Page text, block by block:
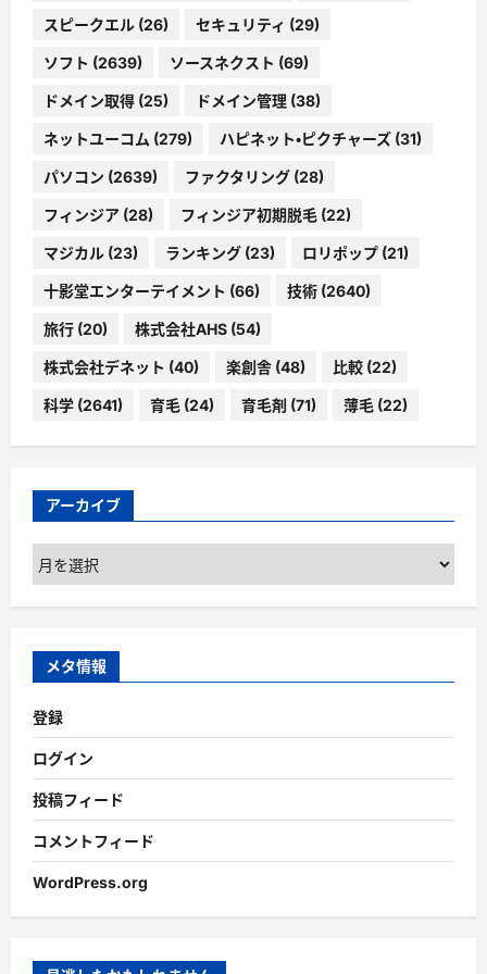
スピークエル (26) セキュリティ (29)
ソフト (2639) ソースネクスト (69)
ドメイン取得 (25) ドメイン管理 (38)
ネットユーコム (279) ハピネット・ピクチャーズ (31)
パソコン (2639) ファクタリング (28)
フィンジア (28) フィンジア初期脱毛 (22)
マジカル (23) ランキング (23) ロリポップ (21)
十影堂エンターテイメント (66) 技術 (2640)
旅行 (20) 株式会社AHS (54)
株式会社デネット (40) 楽創舎 (48) 比較 (22)
科学 (2641) 育毛 (24) 育毛剤 (71) 薄毛 (22)
アーカイブ
ア
ー
カ
ブ
メタ情報
登録
ログイン
投稿フィード
コメントフィード
WordPress.org